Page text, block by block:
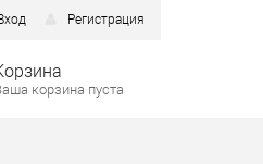
Регистрация
корзина пуста